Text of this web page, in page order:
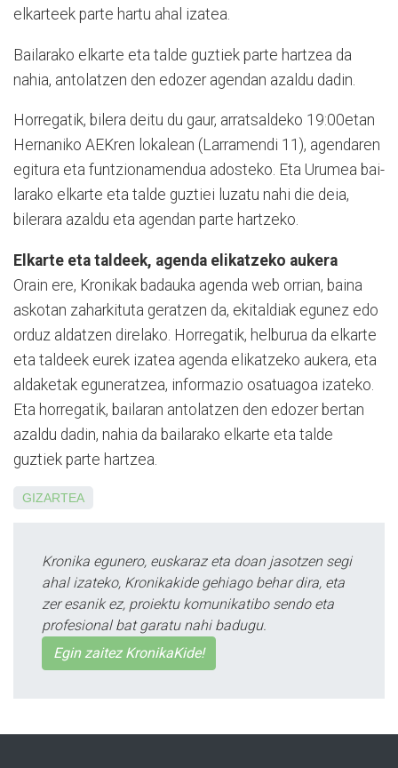
elkarteek parte hartu ahal izatea.
Bailarako elkarte eta talde guztiek parte hartzea da
nahia, antolatzen den edozer agendan azaldu dadin.
Horregatik, bilera deitu du gaur, arratsaldeko 19:00etan
Her­na­niko AEKren lokalean (La­rra­mendi 11), agendaren
egitura eta funtzionamendua ados­teko. Eta Urumea bai­
la­rako elkarte eta talde guztiei luzatu nahi die deia,
bilerara azaldu eta agendan parte hartzeko.
Elkarte eta taldeek, agenda elikatzeko aukera
Orain ere, Kronikak badauka agenda web orrian, baina
askotan zaharkituta geratzen da, ekitaldiak egunez edo
orduz aldatzen direlako. Ho­rre­gatik, helburua da elkarte
eta taldeek eurek izatea agen­da elikatzeko aukera, eta
alda­ketak eguneratzea, informazio osatuagoa izateko.
Eta horregatik, bailaran antolatzen den edozer bertan
azaldu dadin, nahia da bai­la­rako elkarte eta talde
guztiek parte hartzea.
GIZARTEA
Kronika egunero, euskaraz eta doan jasotzen segi
ahal izateko, Kronikakide gehiago behar dira, eta
zer esanik ez, proiektu komunikatibo sendo eta
profesional bat garatu nahi badugu.
Egin zaitez KronikaKide!